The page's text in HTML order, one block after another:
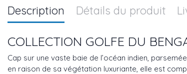
Description Détails du produit
COLLECTION GOLFE DU
Cap sur une vaste baie de l’océan indien,
en raison de sa végétation luxuriante, elle est